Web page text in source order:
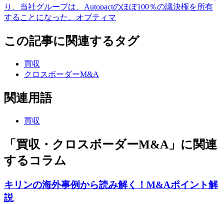
り、当社グループは、Autopactのほぼ100％の議決権を所有
することになった。オプティマ
この記事に関連するタグ
買収
クロスボーダーM&A
関連用語
買収
「買収・クロスボーダーM&A」に関連
するコラム
キリンの海外事例から読み解く！M&Aポイント解
説